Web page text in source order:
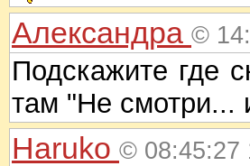
Александра ©
Подскажите где
там "Не смотри...
Haruko © 08:45:27